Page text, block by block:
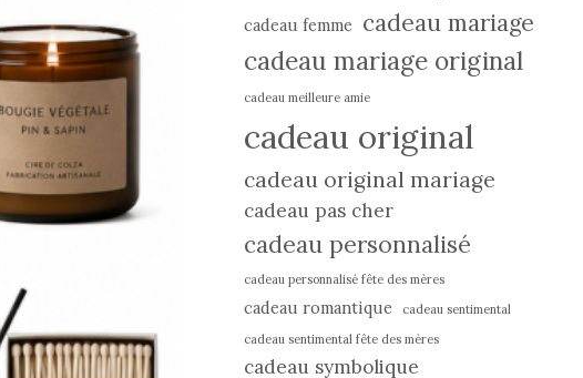
cadeau femme cadeau mariage
cadeau mariage original
cadeau meilleure amie
cadeau original
cadeau original mariage
cadeau pas cher
cadeau personnalisé
cadeau personnalisé fête des mères
cadeau romantique
cadeau sentimental
cadeau sentimental fête des mères
cadeau symbolique